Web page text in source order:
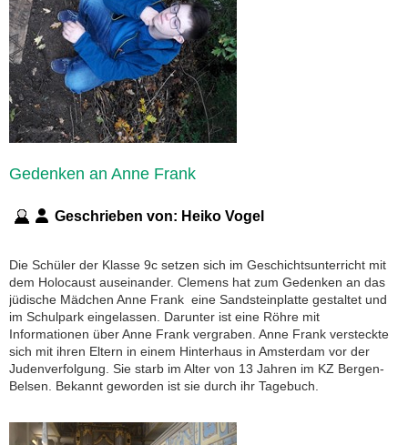
Gedenken an Anne Frank
Geschrieben von: Heiko Vogel
Die Schüler der Klasse 9c setzen sich im Geschichtsunterricht mit
dem Holocaust auseinander. Clemens hat zum Gedenken an das
jüdische Mädchen Anne Frank eine Sandsteinplatte gestaltet und
im Schulpark eingelassen. Darunter ist eine Röhre mit
Informationen über Anne Frank vergraben. Anne Frank versteckte
sich mit ihren Eltern in einem Hinterhaus in Amsterdam vor der
Judenverfolgung. Sie starb im Alter von 13 Jahren im KZ Bergen-
Belsen. Bekannt geworden ist sie durch ihr Tagebuch.